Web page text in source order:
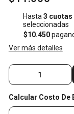
Hasta 3
seleccionadas
$10.450
Ver más detalles
Calcular Costo De